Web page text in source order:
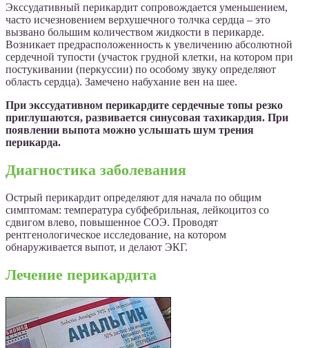
Экссудативный перикардит сопровождается уменьшением,
часто исчезновением верхушечного толчка сердца – это
вызвано большим количеством жидкости в перикарде.
Возникает предрасположенность к увеличению абсолютной
сердечной тупости (участок грудной клетки, на котором при
постукивании (перкуссии) по особому звуку определяют
область сердца). Замечено набухание вен на шее.
При экссудативном перикардите сердечные топы резко
приглушаются, развивается синусовая тахикардия. При
появлении выпота можно услышать шум трения
перикарда.
Диагностика заболевания
Острый перикардит определяют для начала по общим
симптомам: температура субфебрильная, лейкоцитоз со
сдвигом влево, повышенное СОЭ. Проводят
рентгенологическое исследование, на котором
обнаруживается выпот, и делают ЭКГ.
Лечение перикардита